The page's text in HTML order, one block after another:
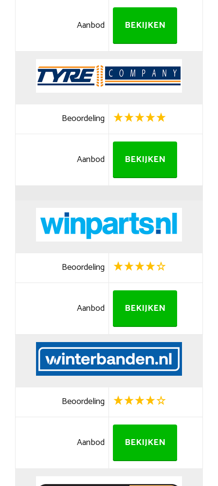
Aanbod BEKIJKEN
Beoordeling
Aanbod BEKIJKEN
Beoordeling
Aanbod BEKIJKEN
Beoordeling
Aanbod BEKIJKEN